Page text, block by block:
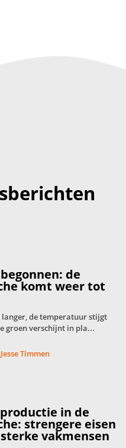
de
komt weer tot
langer, de temperatuur stijgt
groen verschijnt in pla...
Jesse Timmen
in de
strengere eisen
vakmensen